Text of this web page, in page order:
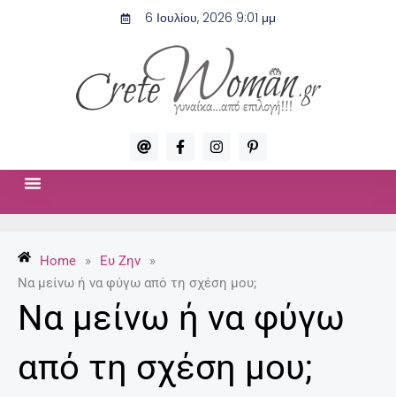
6 Ιουλίου, 2026 9:01 μμ
A
t
F
a
c
I
n
s
P
i
n
p
Home » Ευ Ζην
»
Να μείνω ή να φύγω από τη σχέση μου;
Να μείνω ή να φύγω
από τη σχέση μου;